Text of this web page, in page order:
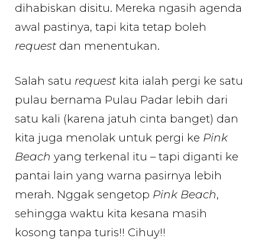
dihabiskan disitu. Mereka ngasih agenda
awal pastinya, tapi kita tetap boleh
request dan menentukan.
Salah satu request kita ialah pergi ke satu
pulau bernama Pulau Padar lebih dari
satu kali (karena jatuh cinta banget) dan
kita juga menolak untuk pergi ke Pink
Beach yang terkenal itu – tapi diganti ke
pantai lain yang warna pasirnya lebih
merah. Nggak sengetop Pink Beach,
sehingga waktu kita kesana masih
kosong tanpa turis!! Cihuy!!